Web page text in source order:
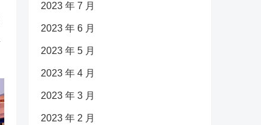
2023 年 7 月
2023 年 6 月
2023 年 5 月
2023 年 4 月
2023 年 3 月
2023 年 2 月